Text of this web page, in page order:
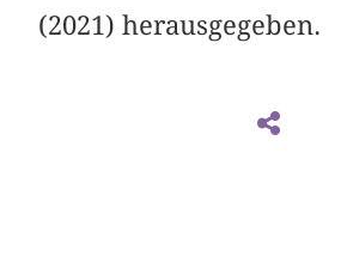
(2021) herausgegeben.